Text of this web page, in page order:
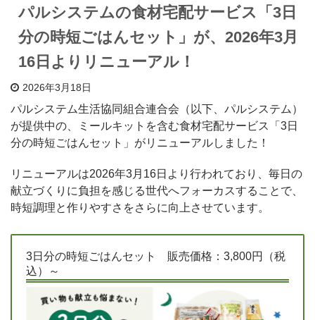
パルシステムの食材宅配サービス「3日
分の時短ごはんセット」が、2026年3月
16日よりリニューアル！
2026年3月18日
パルシステム生活協同組合連合会（以下、パルシステム）
が提供中の、ミールキットを含む食材宅配サービス「3日
分の時短ごはんセット」がリニューアルしました！
リニューアルは2026年3月16日より行われており、毎日の
献立づくりに負担を感じる世代へフォーカスすることで、
時短調理と作りやすさをさらに向上させています。
3日分の時短ごはんセット 販売価格：3,800円（税
込）～